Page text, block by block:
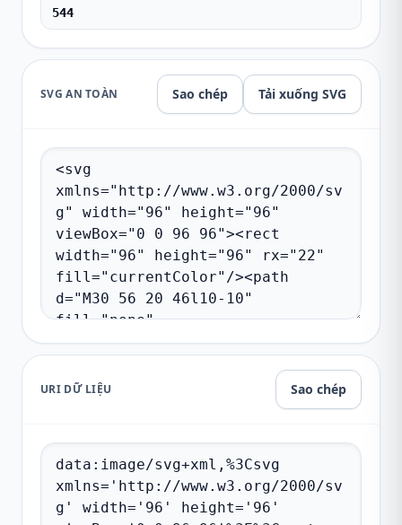
544
SVG AN TOÀN Sao chép Tải xuống SVG
URI DỮ LIỆU Sao chép